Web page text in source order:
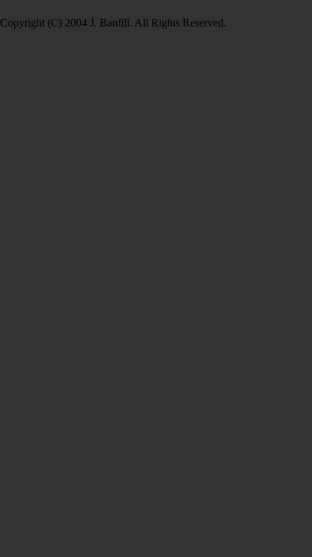
Copyright (C) 2004 J. Banfill. All Rights Reserved.